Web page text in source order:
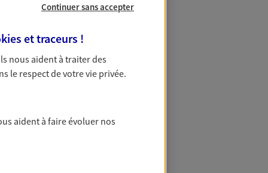
des œuvres de Street art, des
bien évidemment par citer
à deux pas du centre historique.
square Agricol Perdiguier. Le
de l'Abbaye et la colline des
Continuer sans accepter
et traceurs !
nous aident à traiter des
le respect de votre vie privée.
aident à faire évoluer nos